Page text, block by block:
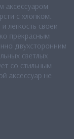
аксессуаром
с хлопком.
легкость своей
прекрасным
двухсторонним
светлых
со стильным
аксессуар не